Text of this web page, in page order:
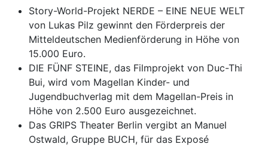
Story-World-Projekt NERDE – EINE NEUE WELT
von Lukas Pilz gewinnt den Förderpreis der
Mitteldeutschen Medienförderung in Höhe von
15.000 Euro.
DIE FÜNF STEINE, das Filmprojekt von Duc-Thi
Bui, wird vom Magellan Kinder- und
Jugendbuchverlag mit dem Magellan-Preis in
Höhe von 2.500 Euro ausgezeichnet.
Das GRIPS Theater Berlin vergibt an Manuel
Ostwald, Gruppe BUCH, für das Exposé